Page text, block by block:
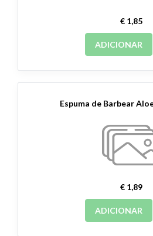
€ 1,85
ADICIONAR
Espuma de Barbear
€ 1,89
ADICIONAR